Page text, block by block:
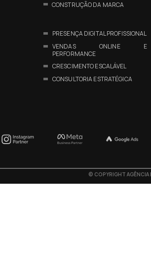
CONSTRUÇÃO DA MARCA
PRESENÇA DIGITAL PROFISSIONAL
VENDAS ONLINE E
PERFORMANCE
CRESCIMENTO ESCALÁVEL
CONSULTORIA ESTRATÉGICA
© COPYRIGHT AGÊNCIA